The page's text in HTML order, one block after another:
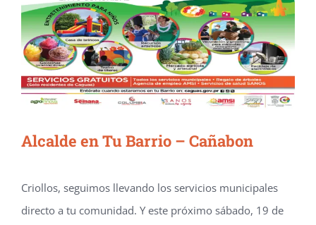
Alcalde en Tu Barrio – Cañabon
Criollos, seguimos llevando los servicios municipales
directo a tu comunidad. Y este próximo sábado, 19 de